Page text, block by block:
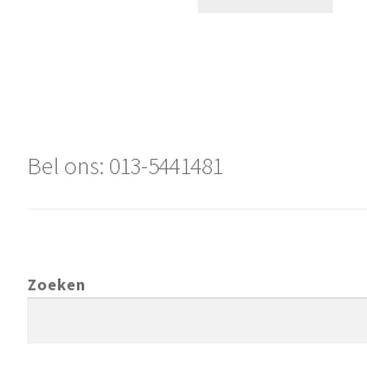
Bel ons: 013-5441481
Zoeken